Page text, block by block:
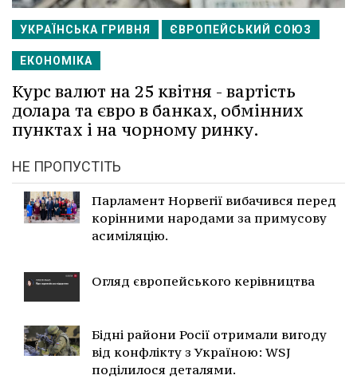
УКРАЇНСЬКА ГРИВНЯ ЄВРОПЕЙСЬКИЙ СОЮЗ
ЕКОНОМІКА
Курс валют на 25 квітня - вартість
долара та євро в банках, обмінних
пунктах і на чорному ринку.
НЕ ПРОПУСТІТЬ
Парламент Норвегії вибачився перед
корінними народами за примусову
асиміляцію.
Огляд європейського керівництва
Бідні райони Росії отримали вигоду
від конфлікту з Україною: WSJ
поділилося деталями.